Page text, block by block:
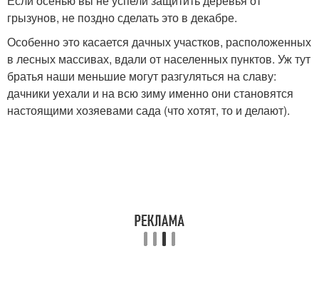
грызунов, не поздно сделать это в декабре.
Особенно это касается дачных участков, расположенных
в лесных массивах, вдали от населенных пунктов. Уж тут
братья наши меньшие могут разгуляться на славу:
дачники уехали и на всю зиму именно они становятся
настоящими хозяевами сада (что хотят, то и делают).